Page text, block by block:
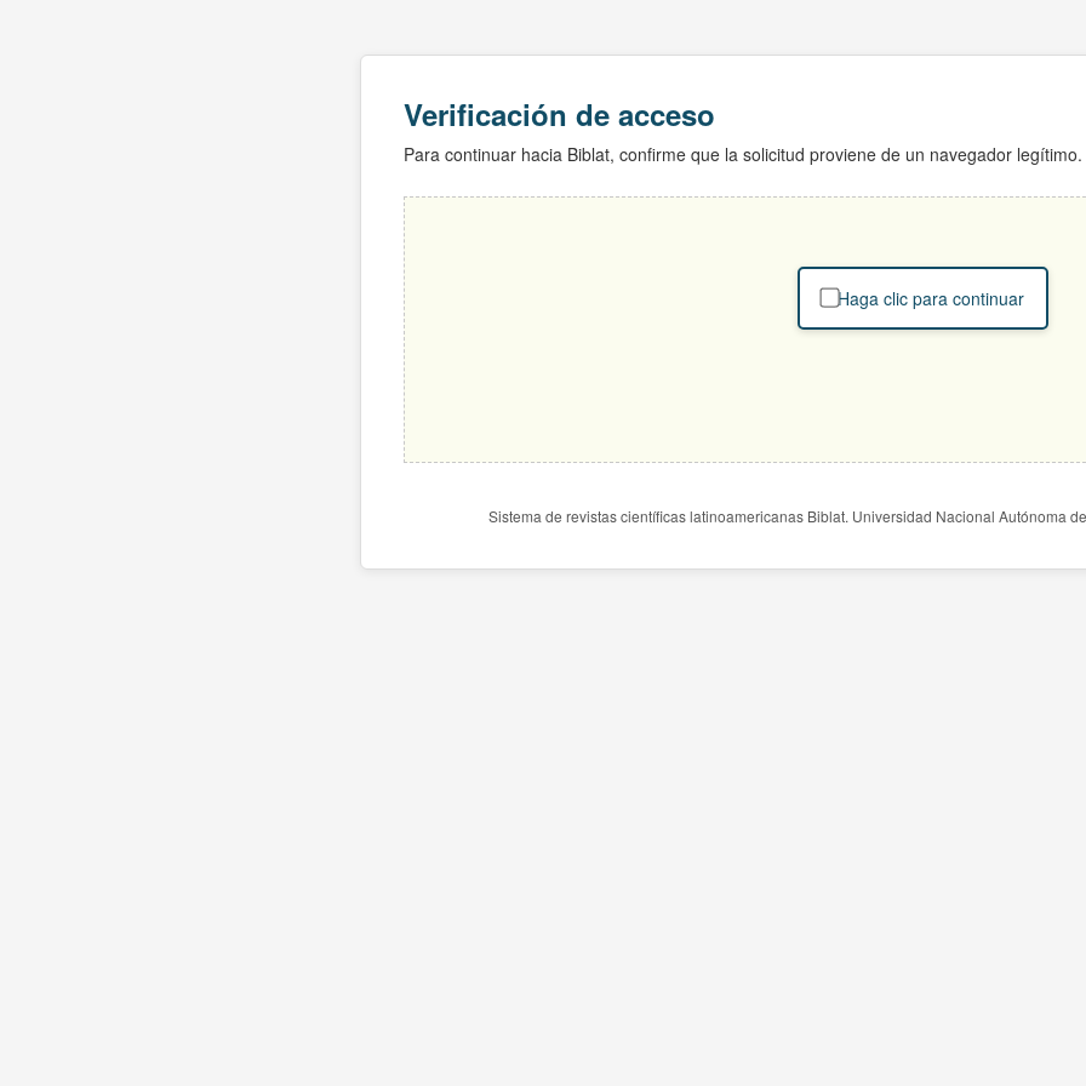
Verificación de acceso
Para continuar hacia Biblat, confirme que la solicitud proviene de un navegador legítimo.
Haga clic para continuar
Sistema de revistas científicas latinoamericanas Biblat. Universidad Nacional Autónoma